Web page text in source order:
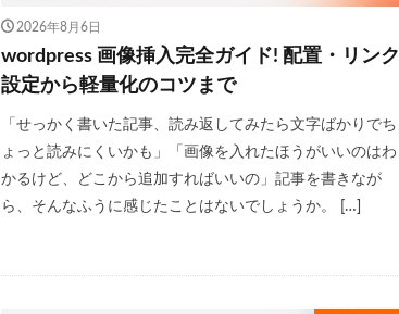
2026年8月6日
wordpress 画像挿入完全ガイド! 配置・リンク
設定から軽量化のコツまで
「せっかく書いた記事、読み返してみたら文字ばかりでち
ょっと読みにくいかも」「画像を入れたほうがいいのはわ
かるけど、どこから追加すればいいの」記事を書きなが
ら、そんなふうに感じたことはないでしょうか。 […]